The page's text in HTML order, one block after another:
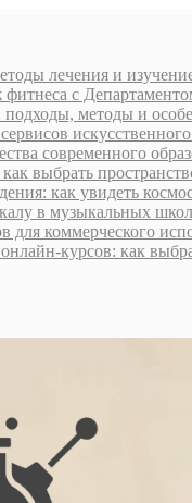
лечения и
с
подходы, методы и
современного
выбрать
как увидеть
в музыкальных
коммерческого
курсов: как